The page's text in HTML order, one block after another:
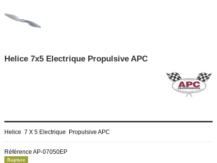
Helice 7x5 Electrique Propulsive APC
Helice 7 X 5 Electrique Propulsive APC
Référence AP-07050EP
Rupture